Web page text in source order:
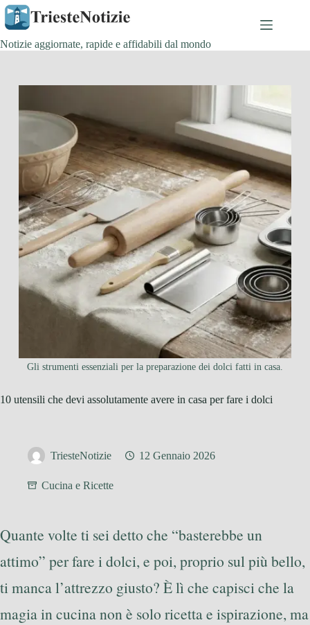
Salta
contenuto
Notizie aggiornate, rapide e affidabili dal mondo
Gli strumenti essenziali per la preparazione dei dolci fatti in casa.
10 utensili che devi assolutamente avere in casa per fare i dolci
TriesteNotizie 12 Gennaio 2026
Cucina e Ricette
Quante volte ti sei detto che “basterebbe un
attimo” per fare i dolci, e poi, proprio sul più bello,
ti manca l’attrezzo giusto? È lì che capisci che la
magia in cucina non è solo ricetta e ispirazione, ma